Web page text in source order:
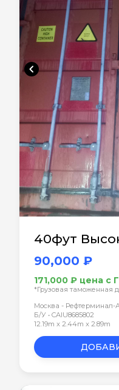
chevron_left
40фут
90,000 ₽
171,000 ₽ цена с
*Грузовая таможенная
Москва - Рефтерминал-
Б/У • CAIU8685802
12.19m x 2.44m x 2.89m